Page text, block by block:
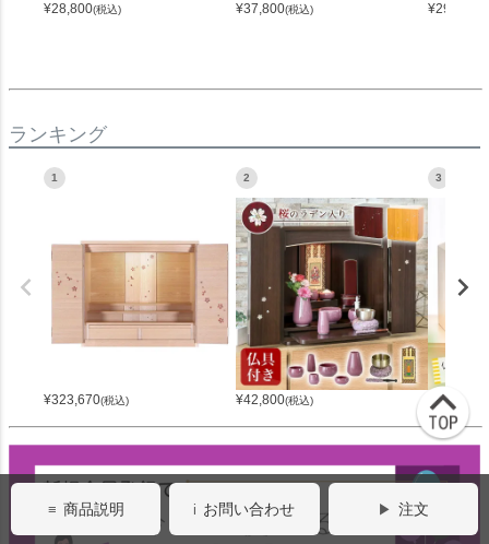
¥28,800(税込) ¥37,800(税込) ¥294,700
ランキング
1
¥323,670(税込)
2
¥42,800(税込)
3
¥42,800
商品説明 お問い合わせ 注文